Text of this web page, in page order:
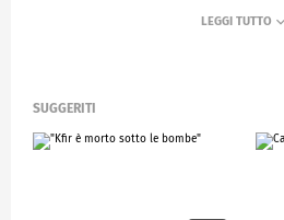
STUDIOAPERTO
SUGGERITI